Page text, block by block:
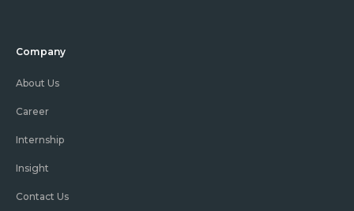
Company
About Us
Career
Internship
Insight
Contact Us